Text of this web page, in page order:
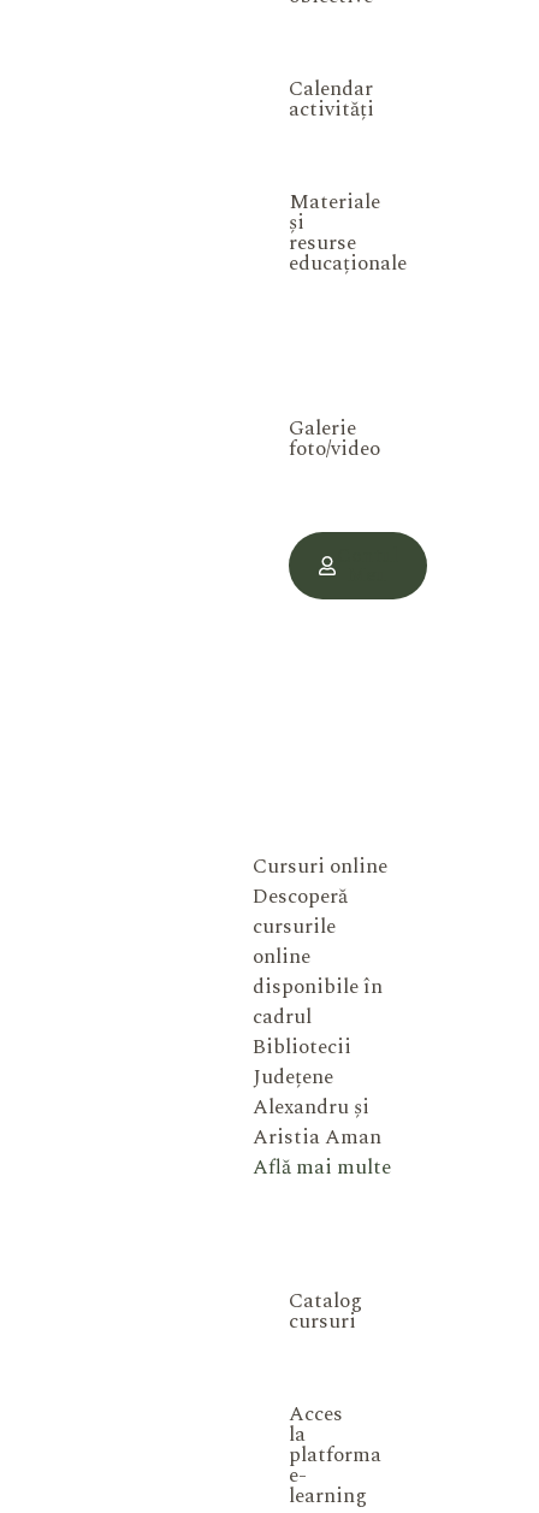
Calendar
activități
Materiale
și
resurse
educaționale
Galerie
foto/video
Cursuri online
Descoperă
cursurile
online
disponibile în
cadrul
Bibliotecii
Județene
Alexandru și
Aristia Aman
Află mai multe
Catalog
cursuri
Acces
la
platforma
e-
learning